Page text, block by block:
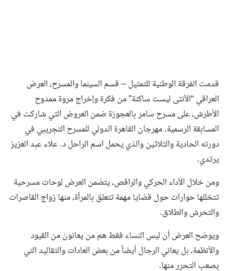
قدمت الفرقة الوطنية للتمثيل – قسم السينما والمسرح، العرض
العراقي “الأنثى ليست ساكنة” من فكرة وإخراج مروة ممدوح
الأطرش، على مسرح سامر بالعجوزة ضمن العروض التي شاركت في
المسابقة الرسمية. مهرجان القاهرة الدولي للمسرح التجريبي في
دورته الحادية والثلاثين والذي يحمل اسم الراحل د. علاء عبد العزيز
يرتدي.
ومن خلال الأداء الحركي والراقص، يتضمن العرض لوحات مسرحية
تتخللها حوارات حول قضايا مهمة تتعلق بالمرأة، منها زواج القاصرات
والتحرش والطلاق.
ويوضح العرض أن ليس النساء فقط هم من يعانون من القيود
والأنظمة، بل يعاني الرجال أيضاً من بعض العادات والتقاليد التي
يصعب التحرر منها.